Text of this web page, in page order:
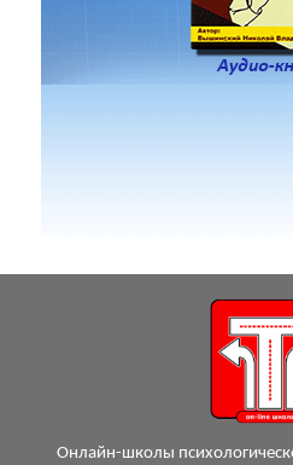
Онлайн-школы